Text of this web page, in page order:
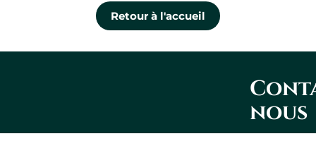
Retour à l'accueil
nous